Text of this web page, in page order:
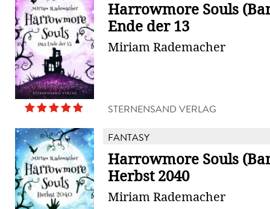
Harrowmore Souls
Ende der 13
Miriam Rademacher
STERNENSAND VERLAG
FANTASY
Harrowmore Souls
Herbst 2040
Miriam Rademacher